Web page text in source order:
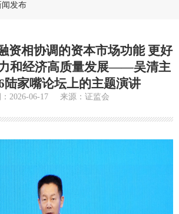
闻发布
资相协调的资本市场功能 更好
和经济高质量发展——吴清主
陆家嘴论坛上的主题演讲
：2026-06-17 来源：证监会